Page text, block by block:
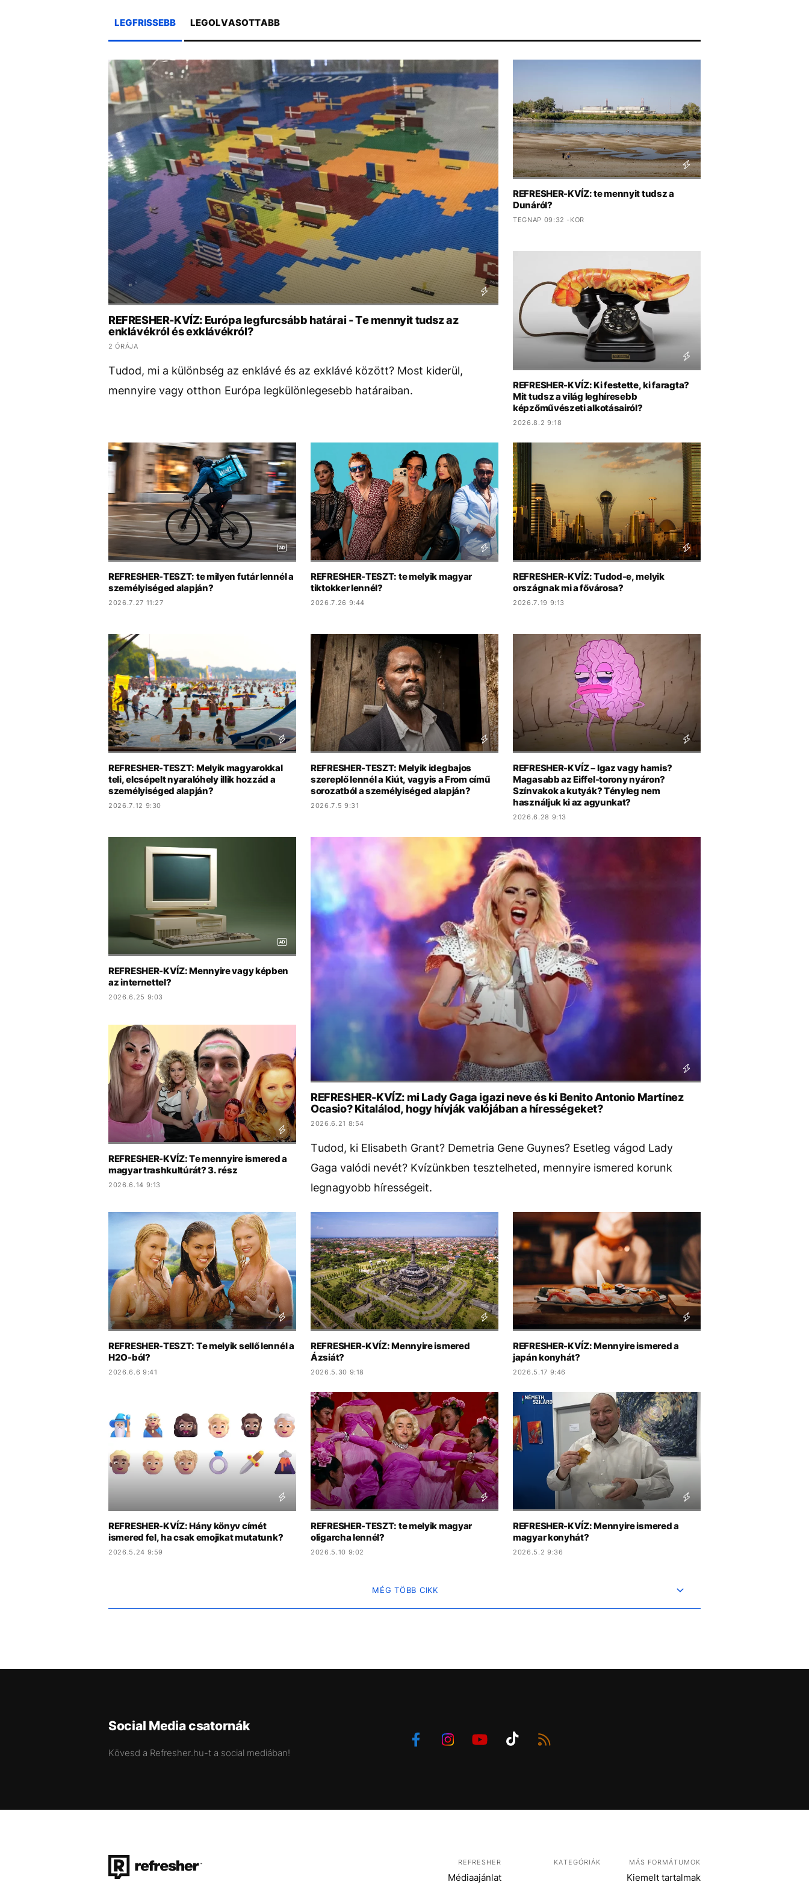
EGYÉB FORMÁTUMOK
Kiemelt tartalmakVideóKvíz
REFRESHER
MédiaajánlatImpresszum
LEGFRISSEBB LEGOLVASOTTABB
REFRESHER-KVÍZ: Európa legfurcsább határai - Te mennyit tudsz az
enklávékról és exklávékról?
2 ÓRÁJA
Tudod, mi a különbség az enklávé és az exklávé között? Most kiderül,
mennyire vagy otthon Európa legkülönlegesebb határaiban.
REFRESHER-KVÍZ: te mennyit tudsz a
Dunáról?
TEGNAP 09:32 -KOR
REFRESHER-KVÍZ: Ki festette, ki faragta?
Mit tudsz a világ leghíresebb
képzőművészeti alkotásairól?
2026.8.2 9:18
REFRESHER-TESZT: te milyen futár lennél a
személyiséged alapján?
2026.7.27 11:27
REFRESHER-TESZT: te melyik magyar
tiktokker lennél?
2026.7.26 9:44
REFRESHER-KVÍZ: Tudod-e, melyik
országnak mi a fővárosa?
2026.7.19 9:13
REFRESHER-TESZT: Melyik magyarokkal
teli, elcsépelt nyaralóhely illik hozzád a
személyiséged alapján?
2026.7.12 9:30
REFRESHER-TESZT: Melyik idegbajos
szereplő lennél a Kiút, vagyis a From című
sorozatból a személyiséged alapján?
2026.7.5 9:31
REFRESHER-KVÍZ – Igaz vagy hamis?
Magasabb az Eiffel-torony nyáron?
Színvakok a kutyák? Tényleg nem
használjuk ki az agyunkat?
2026.6.28 9:13
REFRESHER-KVÍZ: Mennyire vagy képben
az internettel?
2026.6.25 9:03
REFRESHER-KVÍZ: mi Lady Gaga igazi neve és ki Benito Antonio Martínez
Ocasio? Kitalálod, hogy hívják valójában a hírességeket?
2026.6.21 8:54
Tudod, ki Elisabeth Grant? Demetria Gene Guynes? Esetleg vágod Lady
Gaga valódi nevét? Kvízünkben tesztelheted, mennyire ismered korunk
legnagyobb hírességeit.
REFRESHER-KVÍZ: Te mennyire ismered a
magyar trashkultúrát? 3. rész
2026.6.14 9:13
REFRESHER-TESZT: Te melyik sellő lennél a
H2O-ból?
2026.6.6 9:41
REFRESHER-KVÍZ: Mennyire ismered
Ázsiát?
2026.5.30 9:18
REFRESHER-KVÍZ: Mennyire ismered a
japán konyhát?
2026.5.17 9:46
REFRESHER-KVÍZ: Hány könyv címét
ismered fel, ha csak emojikat mutatunk?
2026.5.24 9:59
REFRESHER-TESZT: te melyik magyar
oligarcha lennél?
2026.5.10 9:02
REFRESHER-KVÍZ: Mennyire ismered a
magyar konyhát?
2026.5.2 9:36
MÉG TÖBB CIKK
Social Media csatornák
Kövesd a Refresher.hu-t a social mediában!
REFRESHER
Médiaajánlat
KATEGÓRIÁK MÁS FORMÁTUMOK
Kiemelt tartalmak